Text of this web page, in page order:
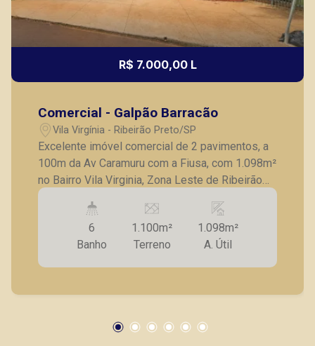
R$ 7.000,00 L
Comercial - Galpão Barracão
Vila Virgínia - Ribeirão Preto/SP
Excelente imóvel comercial de 2 pavimentos, a
100m da Av Caramuru com a Fiusa, com 1.098m²
no Bairro Vila Virginia, Zona Leste de Ribeirão
Preto/SP: - Excelente imóvel comercial de 2
pavimentos; - Na frente 2 pavimentos sendo no
térreo 2 salas; - Cozinha; - 3 Banheiros com 4
box cada um mais banheiro PNE; - No fundo 1
quadra de esportes ou galpão. No segundo
sendo 1 PNE - Cozinha; OBS: As salas dos 2
6
Banho
1.100m²
Terreno
1.098m²
A. Útil